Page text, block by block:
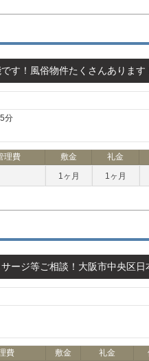
す！風俗物件たくさんあります
分
理費 敷金 礼金
1ヶ月 1ヶ月
ージ等ご相談！大阪市中央区日
費 敷金 礼金